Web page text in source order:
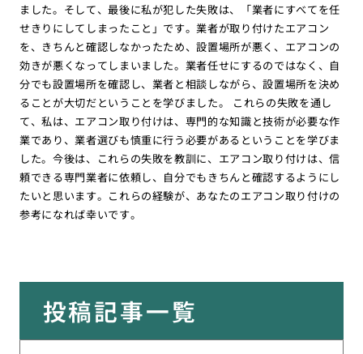
ました。そして、最後に私が犯した失敗は、「業者にすべてを任
せきりにしてしまったこと」です。業者が取り付けたエアコン
を、きちんと確認しなかったため、設置場所が悪く、エアコンの
効きが悪くなってしまいました。業者任せにするのではなく、自
分でも設置場所を確認し、業者と相談しながら、設置場所を決め
ることが大切だということを学びました。 これらの失敗を通し
て、私は、エアコン取り付けは、専門的な知識と技術が必要な作
業であり、業者選びも慎重に行う必要があるということを学びま
した。今後は、これらの失敗を教訓に、エアコン取り付けは、信
頼できる専門業者に依頼し、自分でもきちんと確認するようにし
たいと思います。これらの経験が、あなたのエアコン取り付けの
参考になれば幸いです。
投稿記事一覧